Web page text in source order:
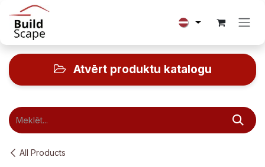
Skip to Content
Atvērt produktu katalogu
All Products